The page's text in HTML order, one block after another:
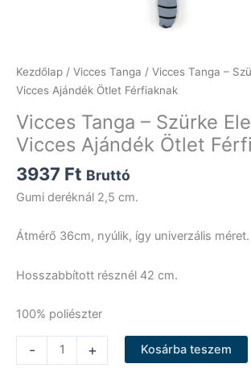
Kezdőlap / Vicces Tanga / Vicces Tanga –
Vicces Ajándék Ötlet Férfiaknak
Vicces Tanga – Szürke
Vicces Ajándék Ötlet
3937 Ft Bruttó
Gumi deréknál 2,5 cm.
Átmérő 36cm, nyúlik, így univerzális méret.
Hosszabbított résznél 42 cm.
100% poliészter
-
Tanga
+ Kosárba teszem